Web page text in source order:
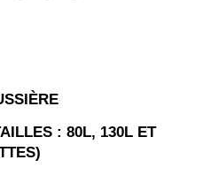
: 80L, 130L ET